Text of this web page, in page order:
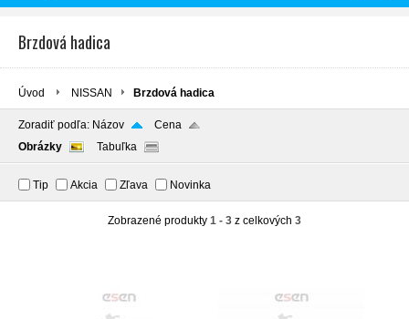
Brzdová hadica
Úvod NISSAN Brzdová hadica
Zoradiť podľa: Názov
Cena
Obrázky
Tabuľka
Tip Akcia Zľava Novinka
Zobrazené produkty 1 - 3 z celkových 3